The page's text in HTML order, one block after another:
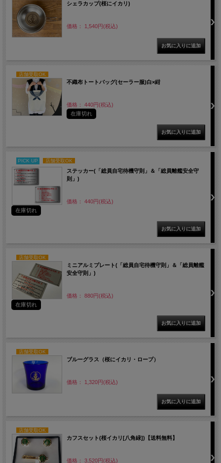
シェラカップ(桜にイカリ)
価格： 1,540円(税込)
店舗受取OK
不織布トートバッグ(セーラー服)白×紺
価格： 440円(税込)
在庫切れ
PICK UP 店舗受取OK
ステッカー(「総員自宅待機守則」＆「総員離艦安全守
則」)
価格： 440円(税込)
在庫切れ
店舗受取OK
ミニアルミプレート(「総員自宅待機守則」＆「総員離艦
安全守則」)
価格： 880円(税込)
在庫切れ
店舗受取OK
ブルーグラス（桜にイカリ・ロープ）
価格： 1,320円(税込)
店舗受取OK
カフスセット(桜イカリ[八角緑])【送料無料】
価格： 3,520円(税込)